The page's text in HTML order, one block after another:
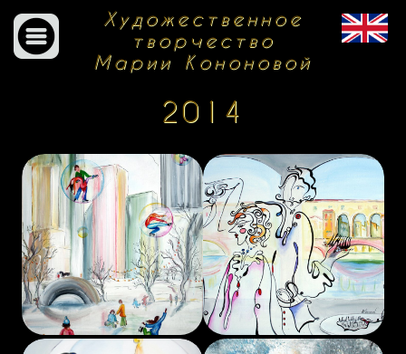
Художественное
творчество
Марии Кононовой
2014